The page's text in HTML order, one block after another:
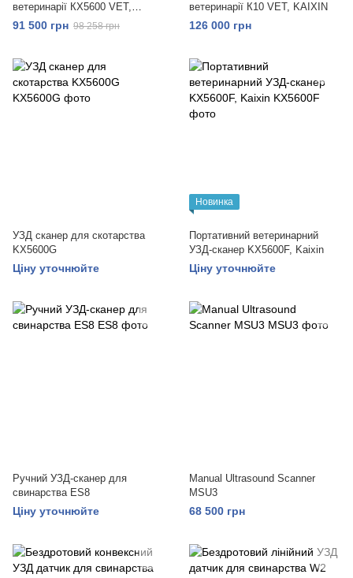
ветеринарії КХ5600 VET,
KAIXIN
91 500 грн 98 258 грн
ветеринарії К10 VET, KAIXIN
126 000 грн
УЗД сканер для скотарства
KX5600G
Ціну уточнюйте
Новинка
Портативний ветеринарний
УЗД-сканер KX5600F, Kaixin
Ціну уточнюйте
Ручний УЗД-сканер для
свинарства ES8
Ціну уточнюйте
Manual Ultrasound Scanner
MSU3
68 500 грн